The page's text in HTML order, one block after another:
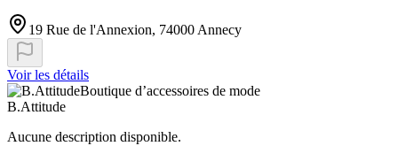
19 Rue de l'Annexion, 74000 Annecy
Voir les détails
Boutique d’accessoires de mode
B.Attitude
Aucune description disponible.